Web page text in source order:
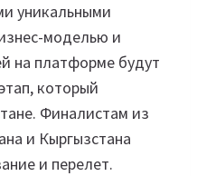
уникальными
моделью и
на платформе будут
который
Финалистам из
и Кыргызстана
и перелет.